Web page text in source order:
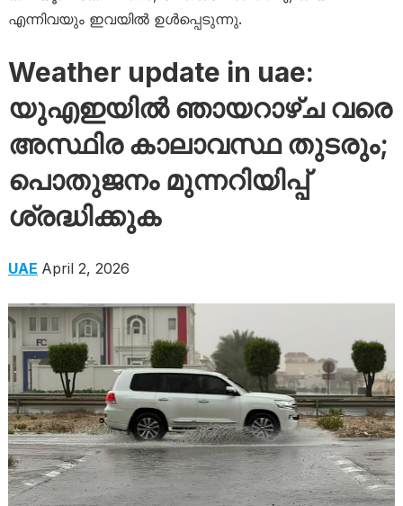
എന്നിവയും ഇവയിൽ ഉൾപ്പെടുന്നു.
Weather update in uae:
യുഎഇയിൽ ഞായറാഴ്ച വരെ
അസ്ഥിര കാലാവസ്ഥ തുടരും;
പൊതുജനം മുന്നറിയിപ്പ്
ശ്രദ്ധിക്കുക
UAE April 2, 2026